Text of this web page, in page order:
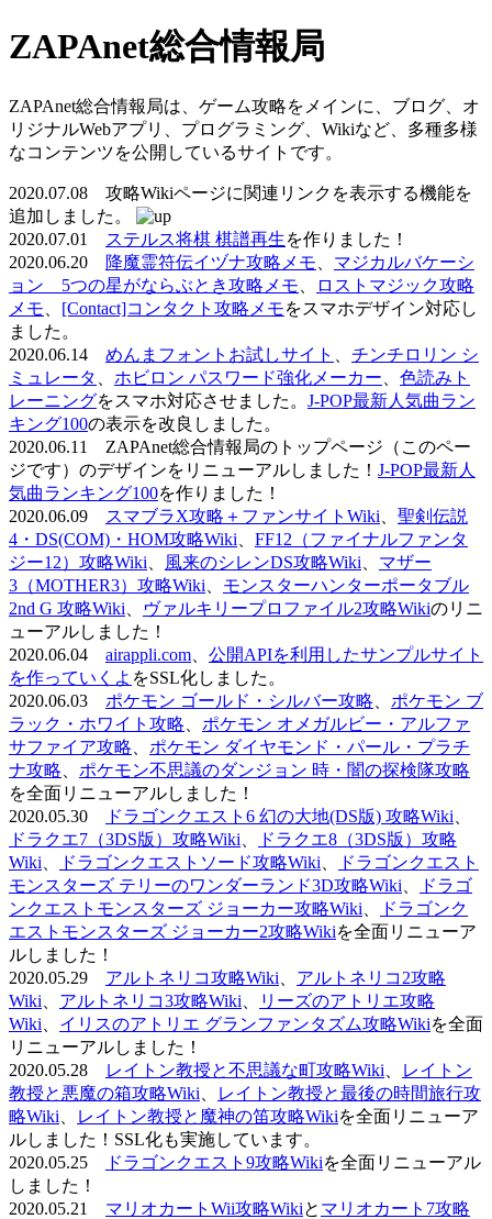
ZAPAnet総合情報局
ZAPAnet総合情報局は、ゲーム攻略をメインに、ブログ、オ
リジナルWebアプリ、プログラミング、Wikiなど、多種多様
なコンテンツを公開しているサイトです。
2020.07.08 攻略Wikiページに関連リンクを表示する機能を
追加しました。
2020.07.01
ステルス将棋 棋譜再生を作りました！
2020.06.20
降魔霊符伝イヅナ攻略メモ
マジカルバケーシ
ョン 5つの星がならぶとき攻略メモ
ロストマジック攻略
メモ
[Contact]コンタクト攻略メモをスマホデザイン対応し
ました。
2020.06.14 めんまフォントお試しサイト
チンチロリン シ
ミュレータ
ホビロン パスワード強化メーカー
色読みト
レーニングをスマホ対応させました。 J-POP最新人気曲ラン
キング100の表示を改良しました。
2020.06.11 ZAPAnet総合情報局のトップページ（このペー
ジです）のデザインをリニューアルしました！ J-POP最新人
気曲ランキング100を作りました！
2020.06.09
スマブラX攻略＋ファンサイトWiki
聖剣伝説
4・DS(COM)・HOM攻略Wiki
FF12（ファイナルファンタ
ジー12）攻略Wiki
風来のシレンDS攻略Wiki
マザー
3（MOTHER3）攻略Wiki
モンスターハンターポータブル
2nd G 攻略Wiki
ヴァルキリープロファイル2攻略Wikiのリニ
ューアルしました！
2020.06.04 airappli.com
公開APIを利用したサンプルサイト
を作っていくよ をSSL化しました。
2020.06.03 ポケモン ゴールド・シルバー攻略
ポケモン ブ
ラック・ホワイト攻略
ポケモン オメガルビー・アルファ
サファイア攻略
ポケモン ダイヤモンド・パール・プラチ
ナ攻略
ポケモン不思議のダンジョン 時・闇の探検隊攻略
を全面リニューアルしました！
2020.05.30
ドラゴンクエスト6 幻の大地(DS版) 攻略Wiki
ドラクエ7（3DS版）攻略Wiki
ドラクエ8（3DS版）攻略
Wiki
ドラゴンクエストソード攻略Wiki
ドラゴンクエスト
モンスターズ テリーのワンダーランド3D攻略Wiki
ドラゴ
ンクエストモンスターズ ジョーカー攻略Wiki
ドラゴンク
エストモンスターズ ジョーカー2攻略Wikiを全面リニューア
ルしました！
2020.05.29 アルトネリコ攻略Wiki
アルトネリコ2攻略
Wiki
アルトネリコ3攻略Wiki
リーズのアトリエ攻略
Wiki
イリスのアトリエ グランファンタズム攻略Wikiを全面
リニューアルしました！
2020.05.28
レイトン教授と不思議な町攻略Wiki
レイトン
教授と悪魔の箱攻略Wiki
レイトン教授と最後の時間旅行攻
略Wiki
レイトン教授と魔神の笛攻略Wikiを全面リニューア
ルしました！SSL化も実施しています。
2020.05.25
ドラゴンクエスト9攻略Wikiを全面リニューアル
しました！
2020.05.21 マリオカートWii攻略Wikiと マリオカート7攻略